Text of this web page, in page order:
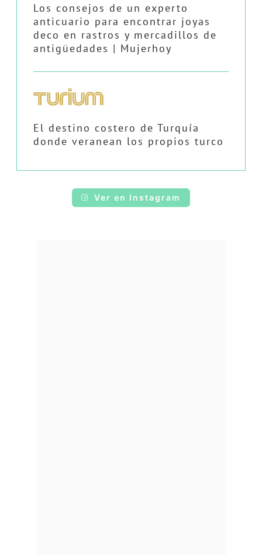
Los consejos de un experto
anticuario para encontrar joyas
deco en rastros y mercadillos de
antigüedades | Mujerhoy
El destino costero de Turquía
donde veranean los propios turco
Ver en Instagram